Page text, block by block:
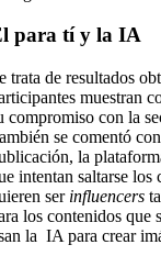
para tí y la IA
trata de resultados
muestran
compromiso con la
se comentó
la
intentan saltarse los
ser influencers
los contenidos que
la IA para crear